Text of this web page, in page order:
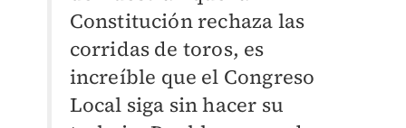
Constitución rechaza las
corridas de toros, es
increíble que el Congreso
Local siga sin hacer su